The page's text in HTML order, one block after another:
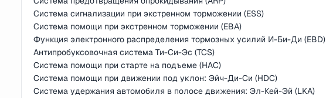
Система сигнализации при экстренном торможении (ESS)
Система помощи при экстренном торможении (EBA)
Функция электронного распределения тормозных усилий И-Би-Ди (EBD)
Антипробуксовочная система Ти-Си-Эс (TCS)
Система помощи при старте на подъеме (HAC)
Система помощи при движении под уклон: Эйч-Ди-Си (HDC)
Система удержания автомобиля в полосе движения: Эл-Кей-Эй (LKA)